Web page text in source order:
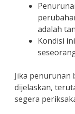
adalah
Kondisi
Jika penurunan
dijelaskan,
segera